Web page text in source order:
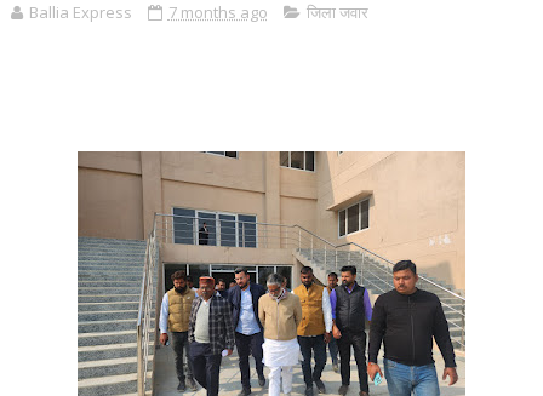
Ballia Express 7 months ago जिला जवार